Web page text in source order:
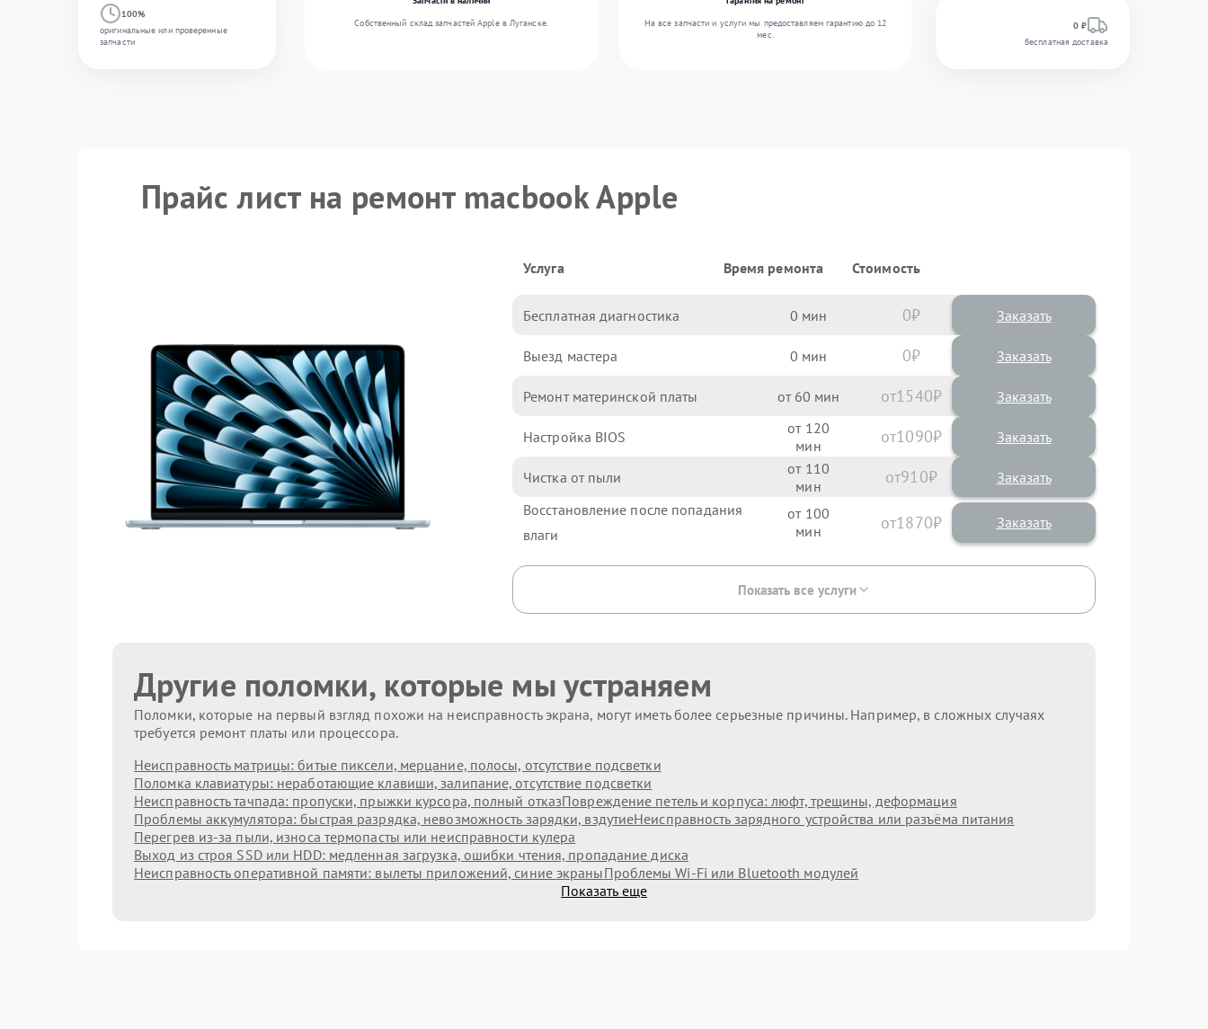
100%
оригинальные или проверенные
запчасти
Собственный склад запчастей Apple в Луганске.
На все запчасти и услуги мы предоставляем гарантию до 12
мес.
0 ₽
бесплатная доставка
Прайс лист на ремонт macbook Apple
Услуга Время ремонта Стоимость
Бесплатная диагностика 0 0 Заказать
Выезд мастера 0 0 Заказать
Ремонт материнской платы 60 1540
Настройка BIOS 120 1090
Чистка от пыли 110 910
Восстановление после попадания
влаги
100 1870
Показать все услуги
Другие поломки, которые мы устраняем
Поломки, которые на первый взгляд похожи на неисправность экрана, могут иметь более серьезные причины. Например, в сложных случаях
требуется ремонт платы или процессора.
Неисправность матрицы: битые пиксели, мерцание, полосы, отсутствие подсветки
Поломка клавиатуры: неработающие клавиши, залипание, отсутствие подсветки
Неисправность тачпада: пропуски, прыжки курсора, полный отказПовреждение петель и корпуса: люфт, трещины, деформация
Проблемы аккумулятора: быстрая разрядка, невозможность зарядки, вздутиеНеисправность зарядного устройства или разъёма питания
Перегрев из‑за пыли, износа термопасты или неисправности кулера
Выход из строя SSD или HDD: медленная загрузка, ошибки чтения, пропадание диска
Неисправность оперативной памяти: вылеты приложений, синие экраныПроблемы Wi‑Fi или Bluetooth модулей
Показать еще